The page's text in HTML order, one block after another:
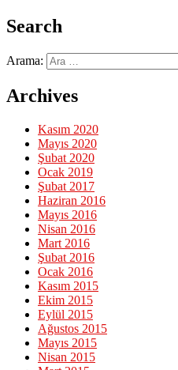
Search
Arama:
Archives
Kasım 2020
Mayıs 2020
Şubat 2020
Ocak 2019
Şubat 2017
Haziran 2016
Mayıs 2016
Nisan 2016
Mart 2016
Şubat 2016
Ocak 2016
Kasım 2015
Ekim 2015
Eylül 2015
Ağustos 2015
Mayıs 2015
Nisan 2015